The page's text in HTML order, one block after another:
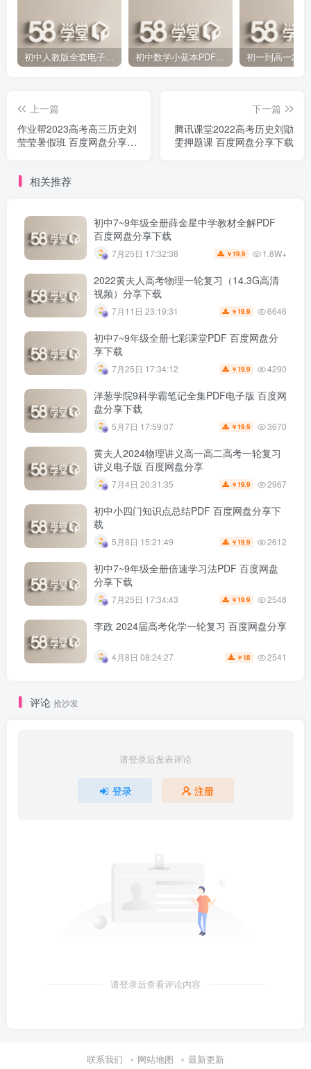
初中人教版全套电子课本 百度网盘分享下载 初中数学小蓝本PDF电子版（压缩打包）百度网盘分享下载
上一篇
作业帮2023高考高三历史刘
莹莹暑假班 百度网盘分享下
下一篇
腾讯课堂2022高考历史刘勖
雯押题课 百度网盘分享下载
相关推荐
初中7~9年级全册薛金星中学教材全解PDF
百度网盘分享下载
7月25日 17:32:38 ￥ 19.9 1.8W+
2022黄夫人高考物理一轮复习（14.3G高清
视频）分享下载
7月11日 23:19:31 ￥ 19.9 6646
初中7~9年级全册七彩课堂PDF 百度网盘分
享下载
7月25日 17:34:12 ￥ 19.9 4290
洋葱学院9科学霸笔记全集PDF电子版 百度网
盘分享下载
5月7日 17:59:07 ￥ 19.9 3670
黄夫人2024物理讲义高一高二高考一轮复习
讲义电子版 百度网盘分享
7月4日 20:31:35 ￥ 19.9 2967
初中小四门知识点总结PDF 百度网盘分享下
载
5月8日 15:21:49 ￥ 19.9 2612
初中7~9年级全册倍速学习法PDF 百度网盘
分享下载
7月25日 17:34:43 ￥ 19.9 2548
李政 2024届高考化学一轮复习 百度网盘分享
4月8日 08:24:27 ￥ 18 2541
评论 抢沙发
请登录后发表评论
登录 注册
请登录后查看评论内容
联系我们 网站地图 最新更新